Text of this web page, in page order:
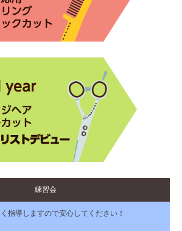
練習会
指導しますので安心してください！